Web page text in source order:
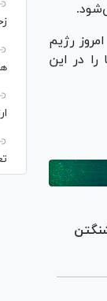
رژیم
در این